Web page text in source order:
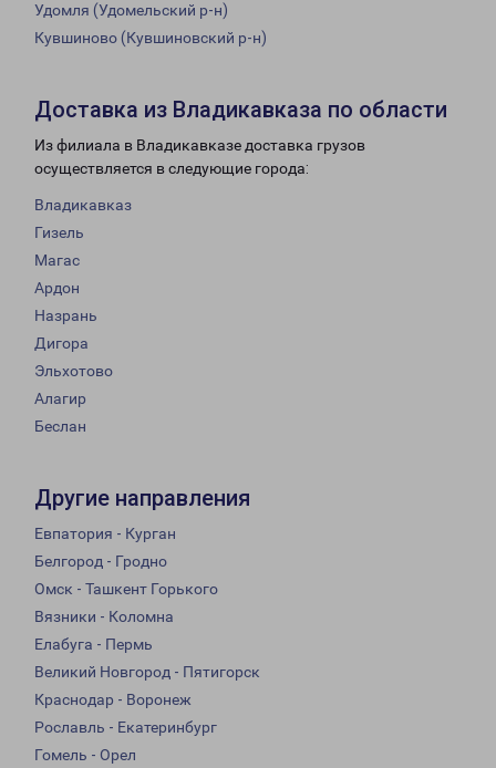
Удомля (Удомельский р-н)
Кувшиново (Кувшиновский р-н)
Доставка из Владикавказа по области
Из филиала в Владикавказе доставка грузов
осуществляется в следующие города:
Владикавказ
Гизель
Магас
Ардон
Назрань
Дигора
Эльхотово
Алагир
Беслан
Другие направления
Евпатория - Курган
Белгород - Гродно
Омск - Ташкент Горького
Вязники - Коломна
Елабуга - Пермь
Великий Новгород - Пятигорск
Краснодар - Воронеж
Рославль - Екатеринбург
Гомель - Орел